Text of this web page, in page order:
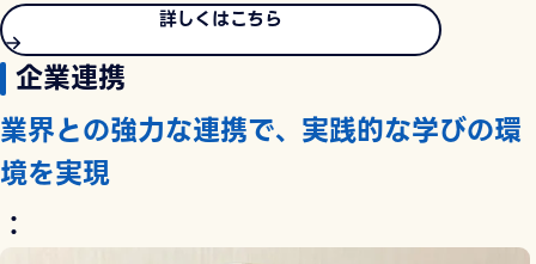
詳しくはこちら
企業連携
：
業界との強力な連携で、実践的な学びの環
境を実現